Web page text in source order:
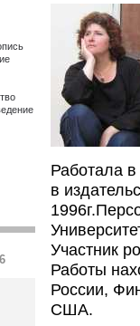
Работала
в
Участник
Работы
России,
США.